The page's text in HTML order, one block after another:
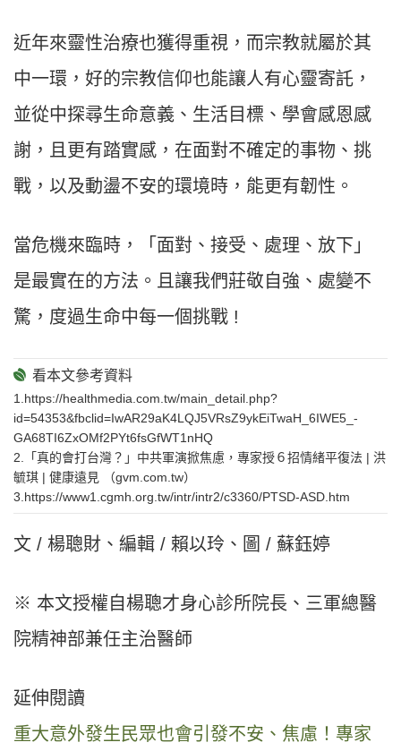
近年來靈性治療也獲得重視，而宗教就屬於其
中一環，好的宗教信仰也能讓人有心靈寄託，
並從中探尋生命意義、生活目標、學會感恩感
謝，且更有踏實感，在面對不確定的事物、挑
戰，以及動盪不安的環境時，能更有韌性。
當危機來臨時，「面對、接受、處理、放下」
是最實在的方法。且讓我們莊敬自強、處變不
驚，度過生命中每一個挑戰 !
1.https://healthmedia.com.tw/main_detail.php?
id=54353&fbclid=IwAR29aK4LQJ5VRsZ9ykEiTwaH_6IWE5_-
GA68TI6ZxOMf2PYt6fsGfWT1nHQ
2.「真的會打台灣？」中共軍演掀焦慮，專家授６招情緒平復法 | 洪
毓琪 | 健康遠見 （gvm.com.tw）
3.https://www1.cgmh.org.tw/intr/intr2/c3360/PTSD-ASD.htm
文 / 楊聰財、編輯 / 賴以玲、圖 / 蘇鈺婷
※ 本文授權自楊聰才身心診所院長、三軍總醫
院精神部兼任主治醫師
延伸閱讀
重大意外發生民眾也會引發不安、焦慮！專家